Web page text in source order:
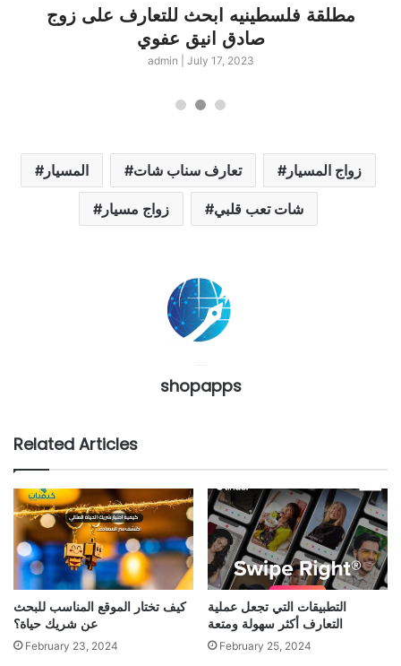
مطلقة فلسطينيه ابحث للتعارف على زوج
صادق انيق عفوي
admin July 17, 2023
المسيار تعارف سناب شات زواج المسيار
زواج مسيار شات تعب قلبي
shopapps
Related Articles
كيف تختار الموقع المناسب للبحث
عن شريك حياة؟
February 23, 2024
التطبيقات التي تجعل عملية
التعارف أكثر سهولة ومتعة
February 25, 2024